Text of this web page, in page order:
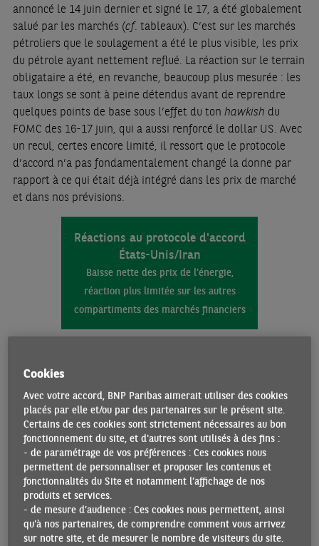
annoncé le 14 juin dernier et signé le 17, a été globalement
salué par les marchés (cf. tableaux). C’est sur les marchés
pétroliers que le soulagement a été le plus visible, les prix
du pétrole ayant nettement reflué. La réaction sur le terrain
obligataire a été, en revanche, beaucoup plus mesurée : les
taux longs se sont à peine détendus avant de reprendre
quelques points de base sous l’effet du ton hawkish du
FOMC des 16-17 juin, qui a aussi renforcé le dollar US. Avec
un recul, certes encore limité, il ressort que le protocole
d’accord n’a pas fondamentalement changé la donne par
rapport à ce qui était déjà intégré dans les prix de marché
et dans nos prévisions.
Réactions au protocole d'accord
États-Unis/Iran
Baisse nette des prix de l’énergie,
réaction plus limitée sur les autres
compartiments des marchés financiers
Sources : Bloomberg (22/06/2026), BNP Paribas
Cookies
Avec votre accord, BNP Paribas aimerait utiliser des cookies
placés par elle et/ou par des partenaires sur le présent site.
Certains de ces cookies sont strictement nécessaires au bon
fonctionnement du site, et d'autres sont utilisés à des fins :
- de paramétrage de vos préférences : Ces cookies nous
permettent de personnaliser et proposer les contenus et
fonctionnalités du Site et notamment l’affichage de nos
produits et services.
- de mesure d’audience : Ces cookies nous permettent, ainsi
qu'à nos partenaires, de comprendre comment vous arrivez
sur notre site, et de mesurer le nombre de visiteurs du site.